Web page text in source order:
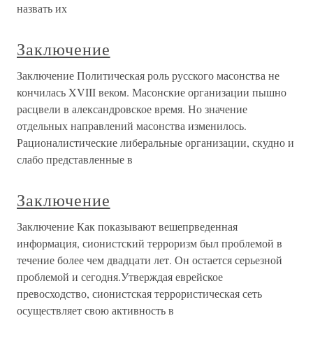
назвать их
Заключение
Заключение Политическая роль русского масонства не
кончилась XVIII веком. Масонские организации пышно
расцвели в александровское время. Но значение
отдельных направлений масонства изменилось.
Рационалистические либеральные организации, скудно и
слабо представленные в
Заключение
Заключение Как показывают вешепрведенная
информация, сионистский терроризм был проблемой в
течение более чем двадцати лет. Он остается серьезной
проблемой и сегодня.Утверждая еврейское
превосходство, сионистская террористическая сеть
осуществляет свою активность в